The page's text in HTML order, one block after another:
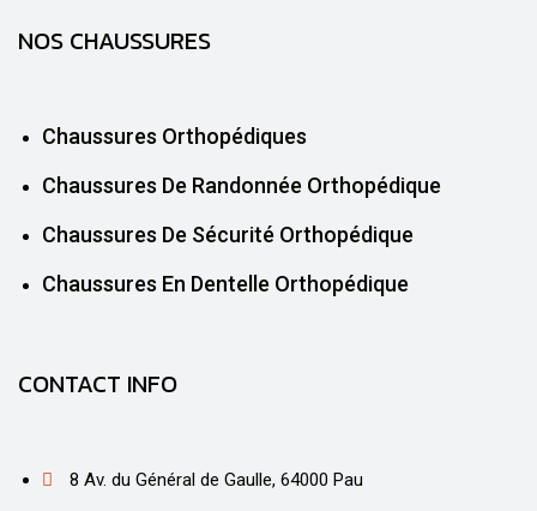
NOS CHAUSSURES
Chaussures Orthopédiques
Chaussures De Randonnée Orthopédique
Chaussures De Sécurité Orthopédique
Chaussures En Dentelle Orthopédique
CONTACT INFO
8 Av. du Général de Gaulle, 64000 Pau